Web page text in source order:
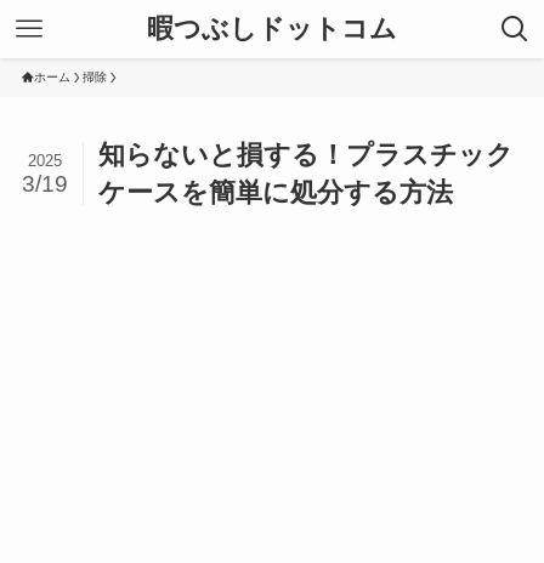
暇つぶしドットコム
ホーム 掃除
知らないと損する！プラスチック
ケースを簡単に処分する方法
2025
3/19